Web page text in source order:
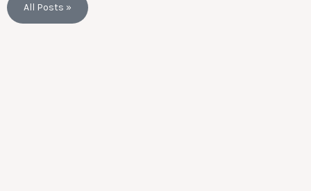
All Posts »